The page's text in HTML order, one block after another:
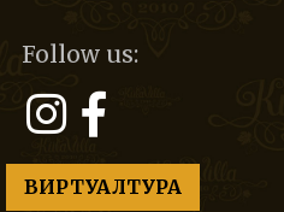
Follow us:
ВИРТУАЛТУРА